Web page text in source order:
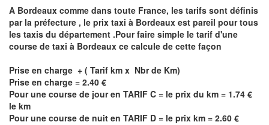
A Bordeaux comme dans toute France, les tarifs sont définis
par la préfecture , le prix taxi à Bordeaux est pareil pour tous
les taxis du département .Pour faire simple le tarif d'une
course de taxi à Bordeaux ce calcule de cette façon
Prise en charge + ( Tarif km x Nbr de Km)
Prise en charge = 2.40 €
Pour une course de jour en TARIF C = le prix du km = 1.74 €
le km
Pour une course de nuit en TARIF D = le prix km = 2.60 €